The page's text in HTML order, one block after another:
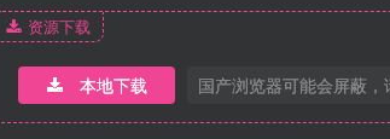
资源下载
本地下载 国产浏览器可能会屏蔽